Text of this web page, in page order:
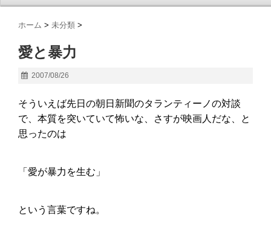
ホーム > 未分類 >
愛と暴力
2007/08/26
そういえば先日の朝日新聞のタランティーノの対談
で、本質を突いていて怖いな、さすが映画人だな、と
思ったのは
「愛が暴力を生む」
という言葉ですね。